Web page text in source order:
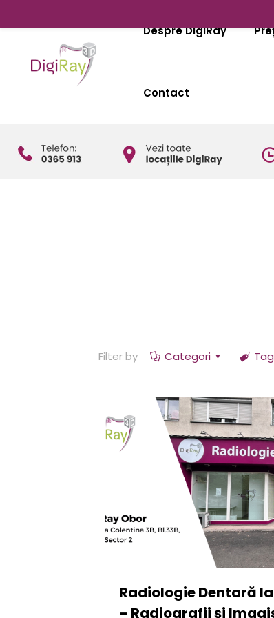
Despre DigiRay
Contact
Filter by Categori
Radiologie Dentară
– Radiografii și